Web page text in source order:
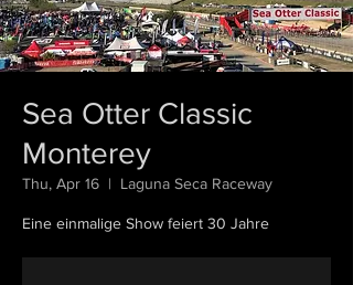
Sea Otter Classic
Monterey
Thu, Apr 16
  |
Laguna Seca Raceway
Eine einmalige Show feiert 30 Jahre